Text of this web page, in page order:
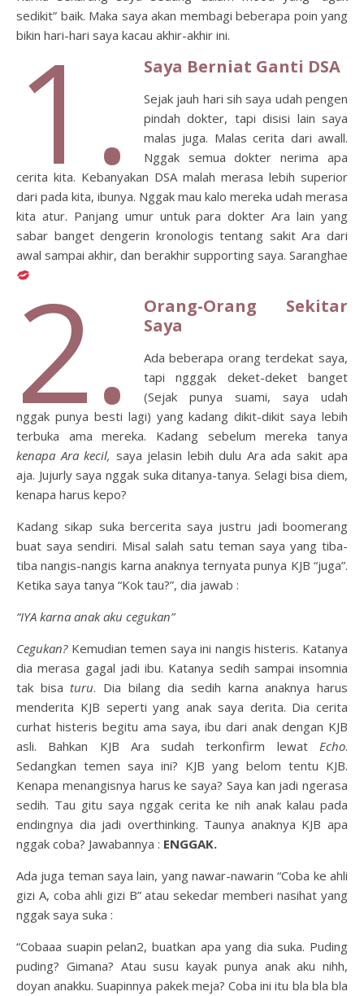
sedikit” baik. Maka saya akan membagi beberapa poin yang
bikin hari-hari saya kacau akhir-akhir ini.
1. Saya Berniat Ganti DSA
Sejak jauh hari sih saya udah pengen
pindah dokter, tapi disisi lain saya
malas juga. Malas cerita dari awall.
Nggak semua dokter nerima apa
cerita kita. Kebanyakan DSA malah merasa lebih superior
dari pada kita, ibunya. Nggak mau kalo mereka udah merasa
kita atur. Panjang umur untuk para dokter Ara lain yang
sabar banget dengerin kronologis tentang sakit Ara dari
awal sampai akhir, dan berakhir supporting saya. Saranghae
2.
Orang-Orang Sekitar
Saya
Ada beberapa orang terdekat saya,
tapi ngggak deket-deket banget
(Sejak punya suami, saya udah
nggak punya besti lagi) yang kadang dikit-dikit saya lebih
terbuka ama mereka. Kadang sebelum mereka tanya
kenapa Ara kecil, saya jelasin lebih dulu Ara ada sakit apa
aja. Jujurly saya nggak suka ditanya-tanya. Selagi bisa diem,
kenapa harus kepo?
Kadang sikap suka bercerita saya justru jadi boomerang
buat saya sendiri. Misal salah satu teman saya yang tiba-
tiba nangis-nangis karna anaknya ternyata punya KJB “juga”.
Ketika saya tanya “Kok tau?”, dia jawab :
“IYA karna anak aku cegukan”
Cegukan? Kemudian temen saya ini nangis histeris. Katanya
dia merasa gagal jadi ibu. Katanya sedih sampai insomnia
tak bisaturu. Dia bilang dia sedih karna anaknya harus
menderita KJB seperti yang anak saya derita. Dia cerita
curhat histeris begitu ama saya, ibu dari anak dengan KJB
asli. Bahkan KJB Ara sudah terkonfirm lewat Echo.
Sedangkan temen saya ini? KJB yang belom tentu KJB.
Kenapa menangisnya harus ke saya? Saya kan jadi ngerasa
sedih. Tau gitu saya nggak cerita ke nih anak kalau pada
endingnya dia jadi overthinking. Taunya anaknya KJB apa
nggak coba? Jawabannya : ENGGAK.
Ada juga teman saya lain, yang nawar-nawarin “Coba ke ahli
gizi A, coba ahli gizi B” atau sekedar memberi nasihat yang
nggak saya suka :
“Cobaaa suapin pelan2, buatkan apa yang dia suka. Puding
puding? Gimana? Atau susu kayak punya anak aku nihh,
doyan anakku. Suapinnya pakek meja? Coba ini itu bla bla bla